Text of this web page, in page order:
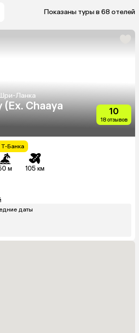
Показаны туры в 68 отелей
Ланка
Chaaya
10
18 отзывов
Т-Банка
м 105 км
даты